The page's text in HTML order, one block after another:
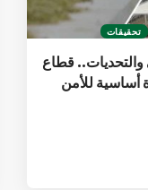
تحقيقات
والتحديات.. قطاع
أساسية للأمن